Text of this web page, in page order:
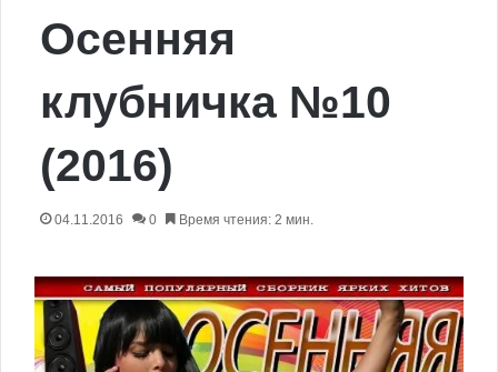
Осенняя
клубничка №10
(2016)
04.11.2016 0 Время чтения: 2 мин.